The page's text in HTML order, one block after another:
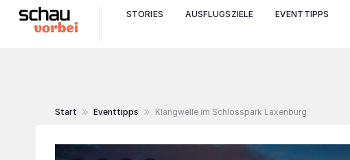
STORIES AUSFLUGSZIELE EVENTTIPPS
Start Eventtipps Klangwelle im Schlosspark Laxenburg